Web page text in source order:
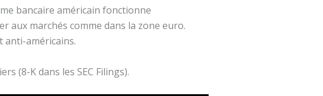
bancaire américain fonctionne
aux marchés comme dans la zone euro.
anti-américains.
(8-K dans les SEC Filings).